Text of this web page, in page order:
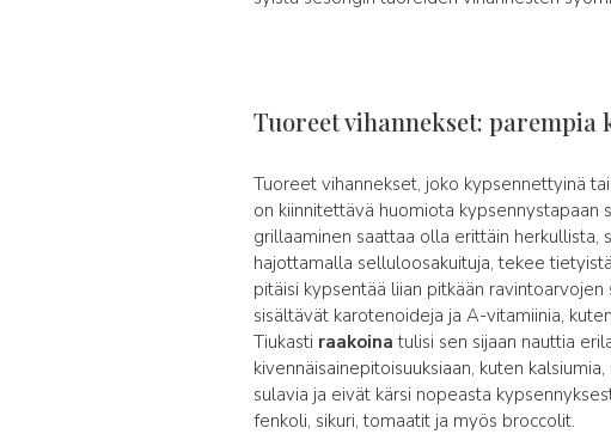
Tuoreet vihannekset: parempia
Tuoreet vihannekset, joko kypsennettyinä
on kiinnitettävä huomiota kypsennystapaan
grillaaminen saattaa olla erittäin herkullista,
hajottamalla selluloosakuituja, tekee
pitäisi kypsentää liian pitkään
sisältävät karotenoideja ja A-vitamiinia, kuten
Tiukasti raakoina tulisi sen sijaan nauttia
kivennäisainepitoisuuksiaan, kuten
sulavia ja eivät kärsi nopeasta
fenkoli, sikuri, tomaatit ja myös broccolit.